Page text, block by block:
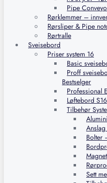
Pipe
Rørklemmer –
Rørsliper & Pipe
Rørtralle
Sveisebord
Priser system 16
Basic
Proff
Bestselger
Professional
Løftebord S16
Tilbehør
Bolter
Sett